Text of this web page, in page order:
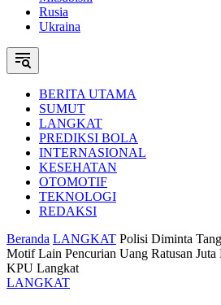
Rusia
Ukraina
BERITA UTAMA
SUMUT
LANGKAT
PREDIKSI BOLA
INTERNASIONAL
KESEHATAN
OTOMOTIF
TEKNOLOGI
REDAKSI
Beranda LANGKAT Polisi Diminta
Motif Lain Pencurian Uang Ratusan
KPU Langkat
LANGKAT